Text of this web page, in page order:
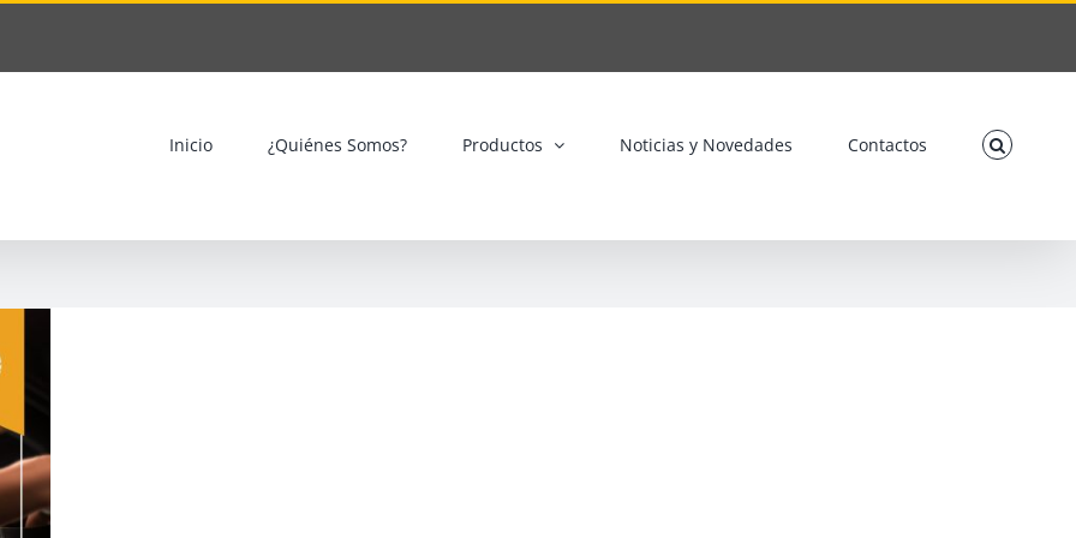
Inicio ¿Quiénes Somos? Productos Noticias y Novedades Contactos